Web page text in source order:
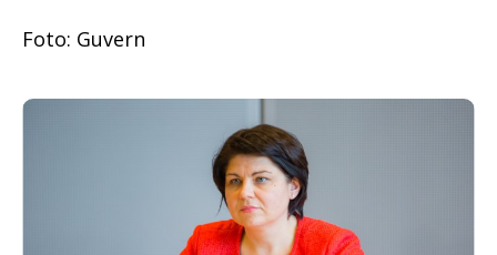
Foto: Guvern